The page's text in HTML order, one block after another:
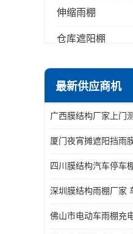
伸缩雨棚
仓库遮阳棚
电动推拉雨棚
膜结构停景观棚
最新供应商机